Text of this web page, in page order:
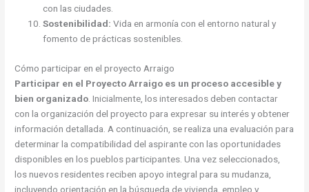
con las ciudades.
Sostenibilidad: Vida en armonía con el entorno natural y
fomento de prácticas sostenibles.
Cómo participar en el proyecto Arraigo
Participar en el Proyecto Arraigo es un proceso accesible y
bien organizado . Inicialmente, los interesados deben contactar
con la organización del proyecto para expresar su interés y obtener
información detallada. A continuación, se realiza una evaluación para
determinar la compatibilidad del aspirante con las oportunidades
disponibles en los pueblos participantes. Una vez seleccionados,
los nuevos residentes reciben apoyo integral para su mudanza,
incluyendo orientación en la búsqueda de vivienda, empleo y